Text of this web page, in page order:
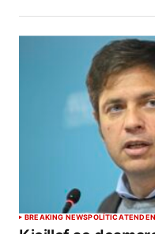
BREAKING NEWSPOLÍTICA